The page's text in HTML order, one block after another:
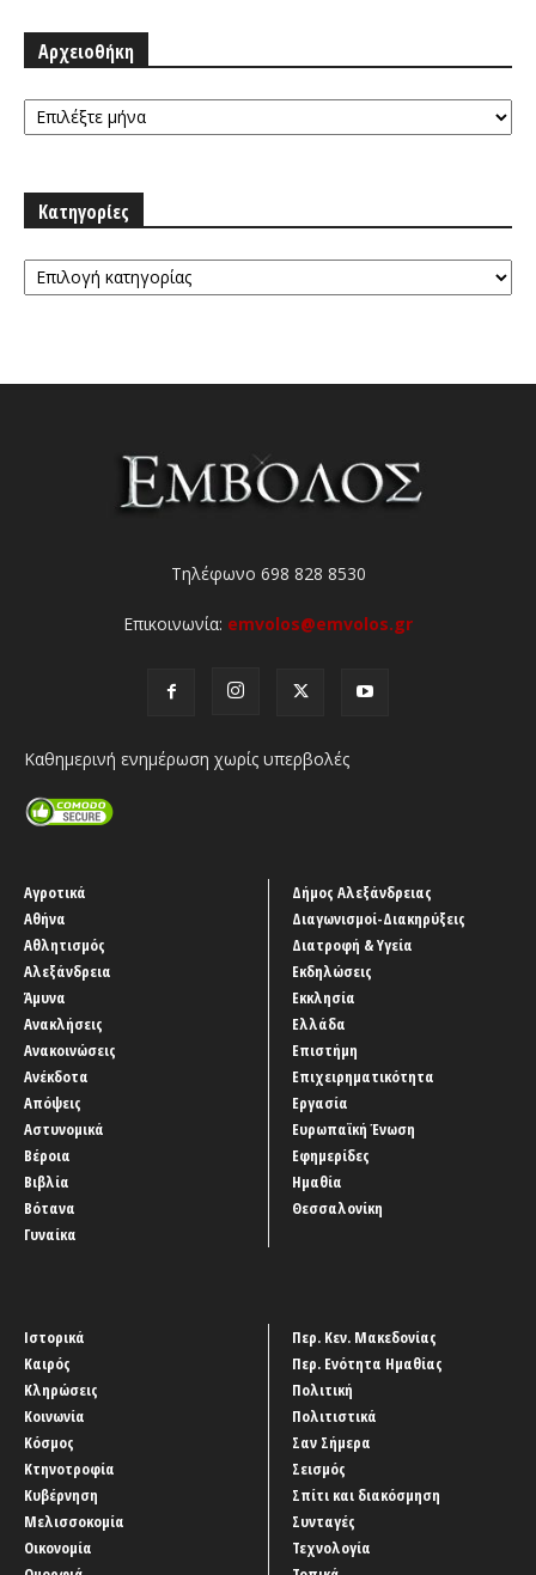
Αρχειοθήκη
Αρχειοθήκη
Κατηγορίες
Κατηγορίες
Τηλέφωνο 698 828 8530
Επικοινωνία: emvolos@emvolos.gr
Καθημερινή ενημέρωση χωρίς υπερβολές
Αγροτικά
Αθήνα
Αθλητισμός
Αλεξάνδρεια
Άμυνα
Ανακλήσεις
Ανακοινώσεις
Ανέκδοτα
Απόψεις
Αστυνομικά
Βέροια
Βιβλία
Βότανα
Γυναίκα
Δήμος Αλεξάνδρειας
Διαγωνισμοί-Διακηρύξεις
Διατροφή & Υγεία
Εκδηλώσεις
Εκκλησία
Ελλάδα
Επιστήμη
Επιχειρηματικότητα
Εργασία
Ευρωπαϊκή Ένωση
Εφημερίδες
Ημαθία
Θεσσαλονίκη
Ιστορικά
Καιρός
Κληρώσεις
Κοινωνία
Κόσμος
Κτηνοτροφία
Κυβέρνηση
Μελισσοκομία
Οικονομία
Περ. Κεν. Μακεδονίας
Περ. Ενότητα Ημαθίας
Πολιτική
Πολιτιστικά
Σαν Σήμερα
Σεισμός
Σπίτι και διακόσμηση
Συνταγές
Τεχνολογία